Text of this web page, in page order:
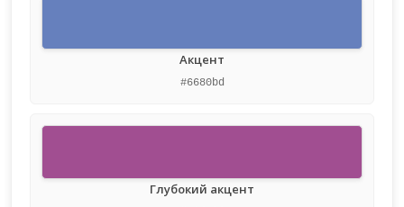
Акцент
#6680bd
Глубокий акцент